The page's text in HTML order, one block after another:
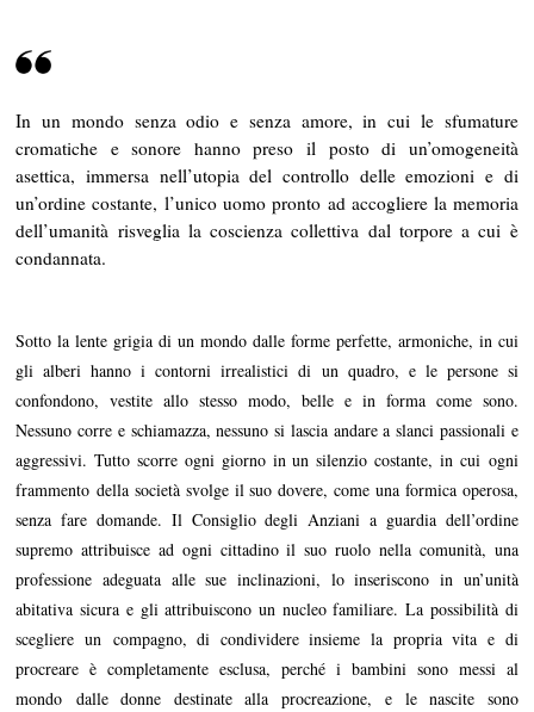
In un mondo senza odio e senza amore, in cui le sfumature
cromatiche e sonore hanno preso il posto di un’omogeneità
asettica, immersa nell’utopia del controllo delle emozioni e di
un’ordine costante, l’unico uomo pronto ad accogliere la memoria
dell’umanità risveglia la coscienza collettiva dal torpore a cui è
condannata.
Sotto la lente grigia di un mondo dalle forme perfette, armoniche, in cui
gli alberi hanno i contorni irrealistici di un quadro, e le persone si
confondono, vestite allo stesso modo, belle e in forma come sono.
Nessuno corre e schiamazza, nessuno si lascia andare a slanci passionali e
aggressivi. Tutto scorre ogni giorno in un silenzio costante, in cui ogni
frammento della società svolge il suo dovere, come una formica operosa,
senza fare domande. Il Consiglio degli Anziani a guardia dell’ordine
supremo attribuisce ad ogni cittadino il suo ruolo nella comunità, una
professione adeguata alle sue inclinazioni, lo inseriscono in un’unità
abitativa sicura e gli attribuiscono un nucleo familiare. La possibilità di
scegliere un compagno, di condividere insieme la propria vita e di
procreare è completamente esclusa, perché i bambini sono messi al
mondo dalle donne destinate alla procreazione, e le nascite sono